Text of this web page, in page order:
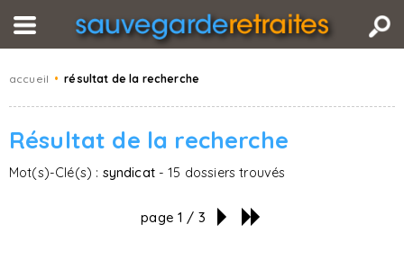
accueil • résultat de la recherche
Résultat de la recherche
Mot(s)-Clé(s) : syndicat- 15 dossiers trouvés
page 1 / 3